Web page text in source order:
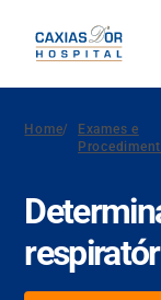
Home/
Exames e